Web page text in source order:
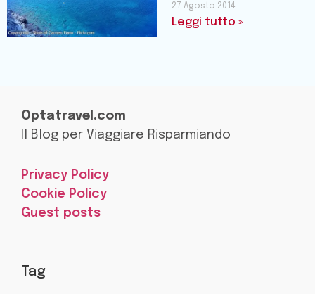
27 Agosto 2014
Leggi tutto »
Optatravel.com
Il Blog per Viaggiare Risparmiando
Privacy Policy
Cookie Policy
Guest posts
Tag